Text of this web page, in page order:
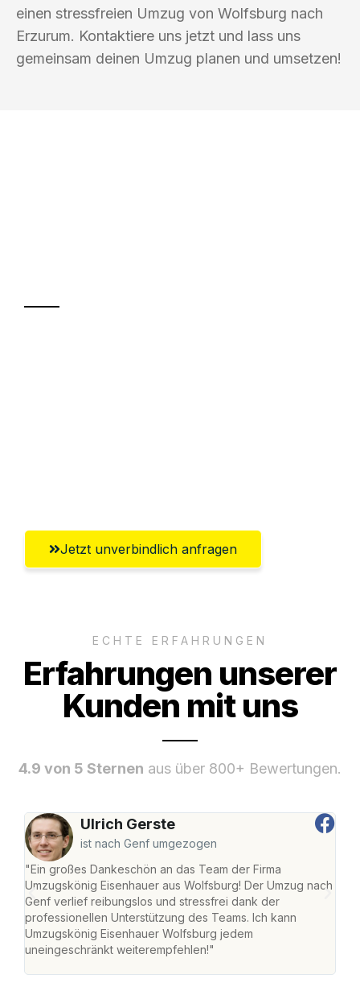
einen stressfreien Umzug von Wolfsburg nach
Erzurum. Kontaktiere uns jetzt und lass uns
gemeinsam deinen Umzug planen und umsetzen!
Jetzt unverbindlich anfragen
ECHTE ERFAHRUNGEN
Erfahrungen unserer
Kunden mit uns
4.9 von 5 Sternen aus über 800+ Bewertungen.
Ulrich Gerste
ist nach Genf umgezogen
"Ein großes Dankeschön an das Team der Firma
Umzugskönig Eisenhauer aus Wolfsburg! Der Umzug nach
Genf verlief reibungslos und stressfrei dank der
professionellen Unterstützung des Teams. Ich kann
Umzugskönig Eisenhauer Wolfsburg jedem
uneingeschränkt weiterempfehlen!"